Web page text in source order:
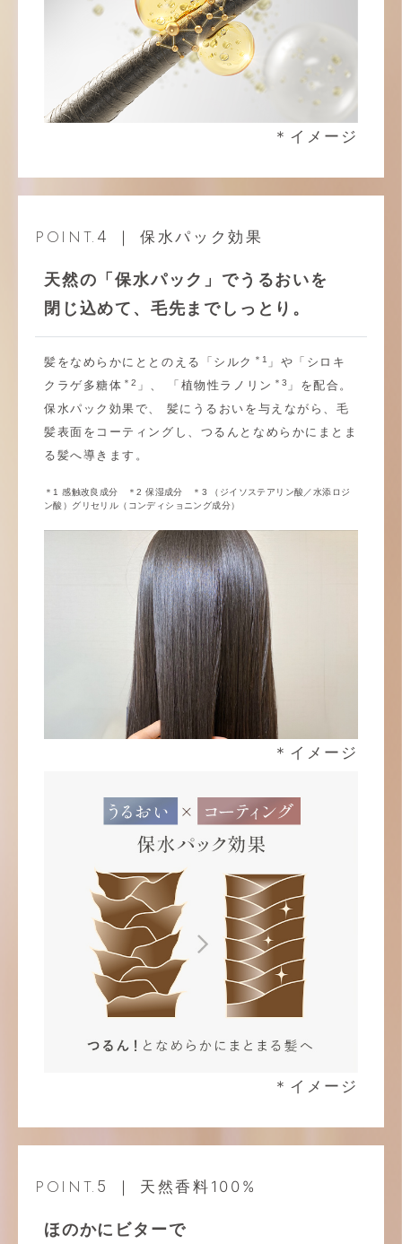
＊イメージ
POINT. 4 ｜ 保水パック効果
天然の「保水パック」でうるおいを
閉じ込めて、毛先までしっとり。
髪をなめらかにととのえる「シルク ＊1 」や「シロキ
クラゲ多糖体 ＊2 」、 「植物性ラノリン ＊3 」を配合。
保水パック効果で、 髪にうるおいを与えながら、毛
髪表面をコーティングし、つるんとなめらかにまとま
る髪へ導きます。
＊1 感触改良成分 ＊2 保湿成分 ＊3 （ジイソステアリン酸／水添ロジ
ン酸）グリセリル（コンディショニング成分）
＊イメージ
＊イメージ
POINT. 5 ｜ 天然香料100%
ほのかにビターで